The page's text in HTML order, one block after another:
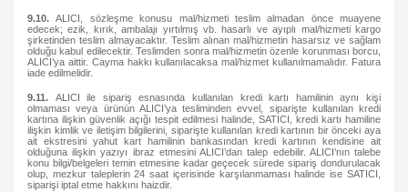
9.10. ALICI, sözleşme konusu mal/hizmeti teslim almadan önce muayene
edecek; ezik, kırık, ambalajı yırtılmış vb. hasarlı ve ayıplı mal/hizmeti kargo
şirketinden teslim almayacaktır. Teslim alınan mal/hizmetin hasarsız ve sağlam
olduğu kabul edilecektir. Teslimden sonra mal/hizmetin özenle korunması borcu,
ALICI’ya aittir. Cayma hakkı kullanılacaksa mal/hizmet kullanılmamalıdır. Fatura
iade edilmelidir.
9.11. ALICI ile sipariş esnasında kullanılan kredi kartı hamilinin aynı kişi
olmaması veya ürünün ALICI’ya tesliminden evvel, siparişte kullanılan kredi
kartına ilişkin güvenlik açığı tespit edilmesi halinde, SATICI, kredi kartı hamiline
ilişkin kimlik ve iletişim bilgilerini, siparişte kullanılan kredi kartının bir önceki aya
ait ekstresini yahut kart hamilinin bankasından kredi kartının kendisine ait
olduğuna ilişkin yazıyı ibraz etmesini ALICI’dan talep edebilir. ALICI’nın talebe
konu bilgi/belgeleri temin etmesine kadar geçecek sürede sipariş dondurulacak
olup, mezkur taleplerin 24 saat içerisinde karşılanmaması halinde ise SATICI,
siparişi iptal etme hakkını haizdir.